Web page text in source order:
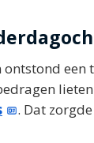
ontstond een
. Dat